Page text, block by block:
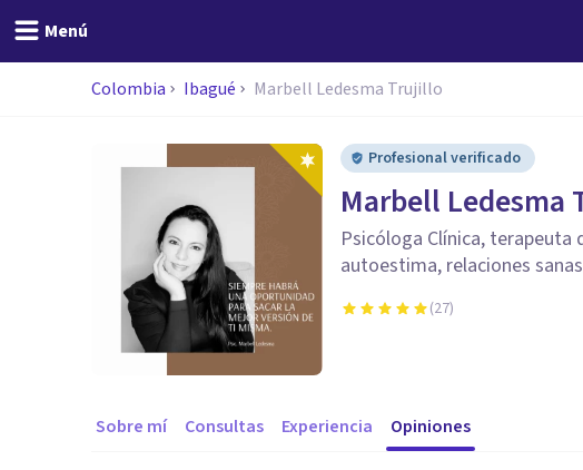
Menú
Colombia Ibagué Marbell Ledesma Trujillo
Profesional verificado
Marbell Ledesma
Psicóloga Clínica, terapeuta
autoestima, relaciones
(27)
Sobre mí Consultas Experiencia Opiniones